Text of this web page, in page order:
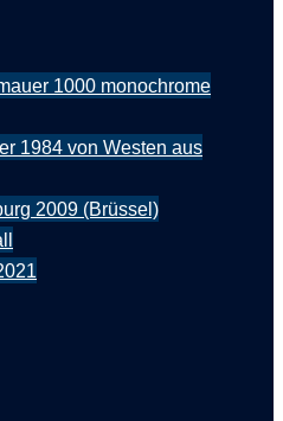
1000 monochrome
1984 von Westen aus
2009 (Brüssel)